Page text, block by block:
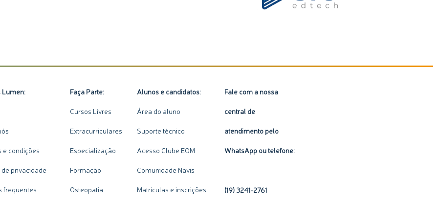
Lumen:
e condições
privacidade
frequentes
Faça Parte:
Cursos Livres
Extracurriculares
Especialização
Formação
Osteopatia
Alunos e candidatos:
Área do aluno
Suporte técnico
Acesso Clube EOM
Comunidade Navis
Matrículas e inscrições
Fale com a nossa
central de
atendimento pelo
WhatsApp ou telefone:
(19) 3241-2761